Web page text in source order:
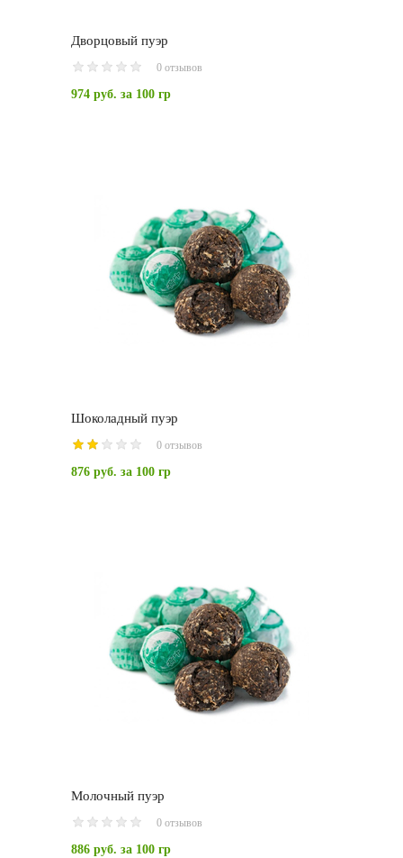
Дворцовый пуэр
0 отзывов
974 руб. за 100 гр
Шоколадный пуэр
0 отзывов
876 руб. за 100 гр
Молочный пуэр
0 отзывов
886 руб. за 100 гр